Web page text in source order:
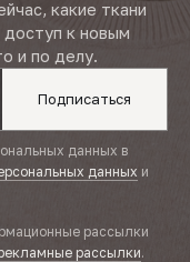
какие ткани
доступ к новым
и по делу.
Подписаться
данных в
данных и
рассылки
рассылки.